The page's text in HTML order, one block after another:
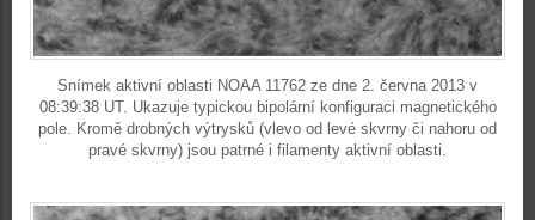
Snímek aktivní oblasti NOAA 11762 ze dne 2. června 2013 v
08:39:38 UT. Ukazuje typickou bipolární konfiguraci magnetického
pole. Kromě drobných výtrysků (vlevo od levé skvrny či nahoru od
pravé skvrny) jsou patrné i filamenty aktivní oblasti.